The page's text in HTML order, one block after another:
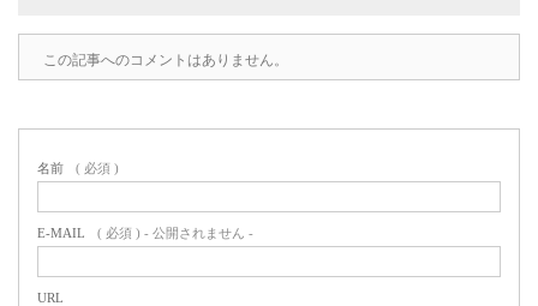
この記事へのコメントはありません。
名前 ( 必須 )
E-MAIL ( 必須 ) - 公開されません -
URL